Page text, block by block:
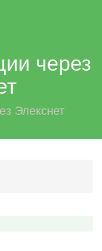
через
Элекснет